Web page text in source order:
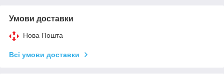
Умови доставки
Нова Пошта
Всі умови доставки